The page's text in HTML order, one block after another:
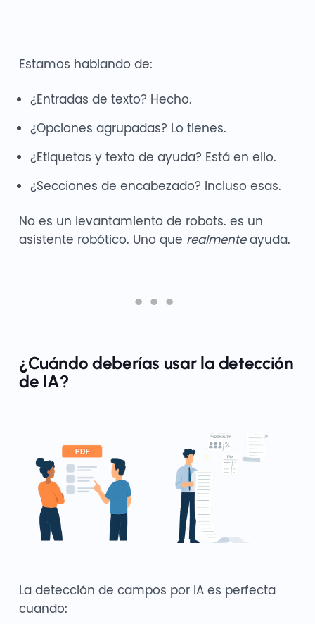
Estamos hablando de:
¿Entradas de texto? Hecho.
¿Opciones agrupadas? Lo tienes.
¿Etiquetas y texto de ayuda? Está en ello.
¿Secciones de encabezado? Incluso esas.
No es un levantamiento de robots. es un
asistente robótico. Uno que realmenteayuda.
¿Cuándo deberías usar la detección
de IA?
La detección de campos por IA es perfecta
cuando: